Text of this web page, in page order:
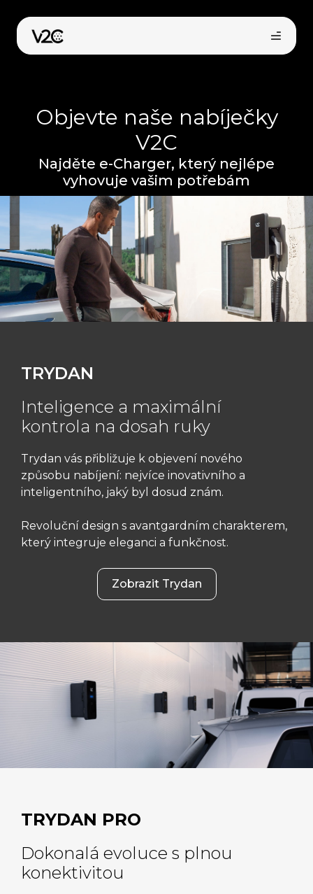
obsah
Objevte naše nabíječky
V2C
Najděte e-Charger, který nejlépe
vyhovuje vašim potřebám
TRYDAN
Inteligence a maximální
kontrola na dosah ruky
Trydan vás přibližuje k objevení nového
způsobu nabíjení: nejvíce inovativního a
inteligentního, jaký byl dosud znám.
Revoluční design s avantgardním charakterem,
který integruje eleganci a funkčnost.
Zobrazit Trydan
TRYDAN PRO
Dokonalá evoluce s plnou
konektivitou